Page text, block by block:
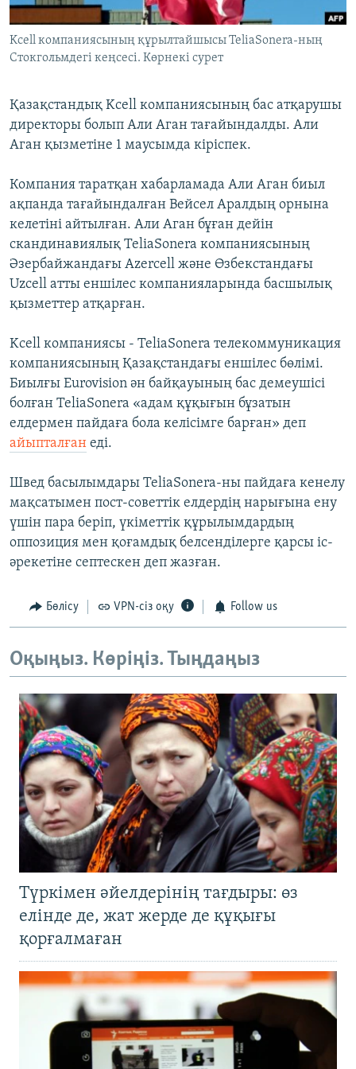
ЖАЗЫЛЫҢЫЗ
Kcell компаниясының құрылтайшысы TeliaSonera-ның
Стокгольмдегі кеңсесі. Көрнекі сурет
Қазақстандық Kcell компаниясының бас атқарушы
директоры болып Али Аган тағайындалды. Али
Аган қызметіне 1 маусымда кіріспек.
Компания таратқан хабарламада Али Аган биыл
ақпанда тағайындалған Вейсел Аралдың орнына
келетіні айтылған. Али Аган бұған дейін
скандинавиялық TeliaSonera компаниясының
Әзербайжандағы Azercell және Өзбекстандағы
Uzcell атты еншілес компанияларында басшылық
қызметтер атқарған.
Kcell компаниясы - TeliaSonera телекоммуникация
компаниясының Қазақстандағы еншілес бөлімі.
Биылғы Eurovision ән байқауының бас демеушісі
болған TeliaSonera «адам құқығын бұзатын
елдермен пайдаға бола келісімге барған» деп
айыпталған еді.
Швед басылымдары TeliaSonera-ны пайдаға кенелу
мақсатымен пост-советтік елдердің нарығына ену
үшін пара беріп, үкіметтік құрылымдардың
оппозиция мен қоғамдық белсенділерге қарсы іс-
әрекетіне септескен деп жазған.
Бөлісу VPN-сіз оқу Follow us
Оқыңыз. Көріңіз. Тыңдаңыз
Түркімен әйелдерінің тағдыры: өз
елінде де, жат жерде де құқығы
қорғалмаған